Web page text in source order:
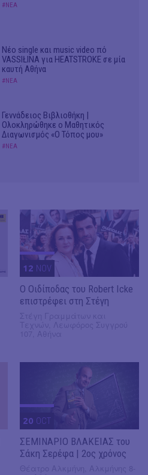
#ΝΕΑ
Νέο single και music video πό
VASSIŁINA για HEATSTROKE σε μία
καυτή Αθήνα
#ΝΕΑ
Γεννάδειος Βιβλιοθήκη |
Ολοκληρώθηκε ο Μαθητικός
Διαγωνισμός «Ο Τόπος μου»
#ΝΕΑ
12 NOV
O Οιδίποδας του Robert Icke
επιστρέφει στη Στέγη
20 OCT
ΣΕΜΙΝΑΡΙΟ ΒΛΑΚΕΙΑΣ του
Σάκη Σερέφα | 2ος χρόνος